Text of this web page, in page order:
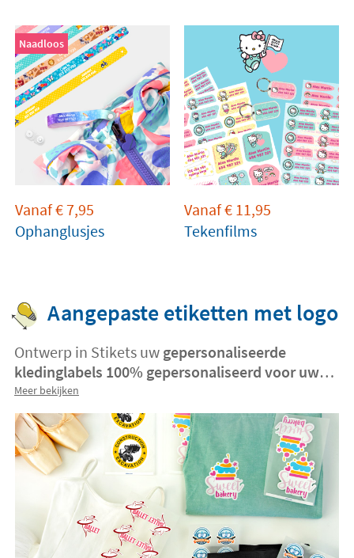
Naadloos
Vanaf€7,95
Ophanglusjes
Vanaf€ 11,95
Tekenfilms
Aangepaste etiketten met logo
Ontwerp in Stikets uw gepersonaliseerde
kledinglabels 100% gepersonaliseerd voor uw
bedrijf, organisatie of familie. Selecteer gewoon
het formaat, geef de maat aan die u nodig heeft
en u krijgt direct een
prijs zonder
minimumhoeveelheden
! De makkelijkste,
snelste en handigste manier om je eigen heatseal
kledinglabels te maken.
Meer bekijken